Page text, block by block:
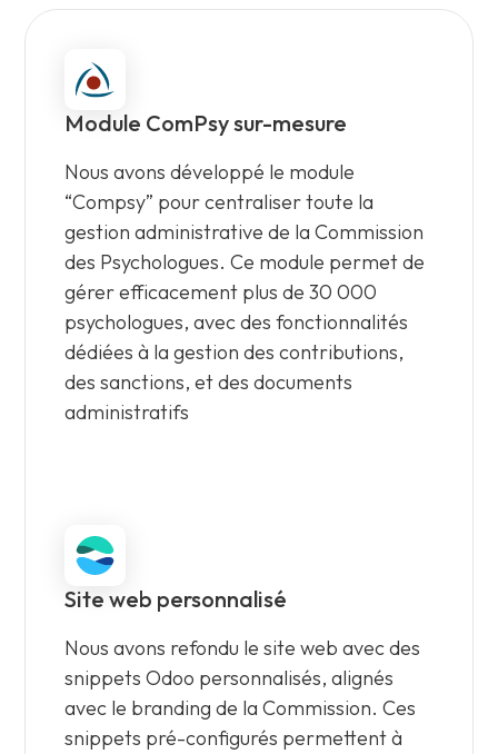
Module ComPsy sur-mesure
Nous avons développé le module
“Compsy” pour centraliser toute la
gestion administrative de la Commission
des Psychologues. Ce module permet de
gérer efficacement plus de 30 000
psychologues, avec des fonctionnalités
dédiées à la gestion des contributions,
des sanctions, et des documents
administratifs
Site web personnalisé
Nous avons refondu le site web avec des
snippets Odoo personnalisés, alignés
avec le branding de la Commission. Ces
snippets pré-configurés permettent à